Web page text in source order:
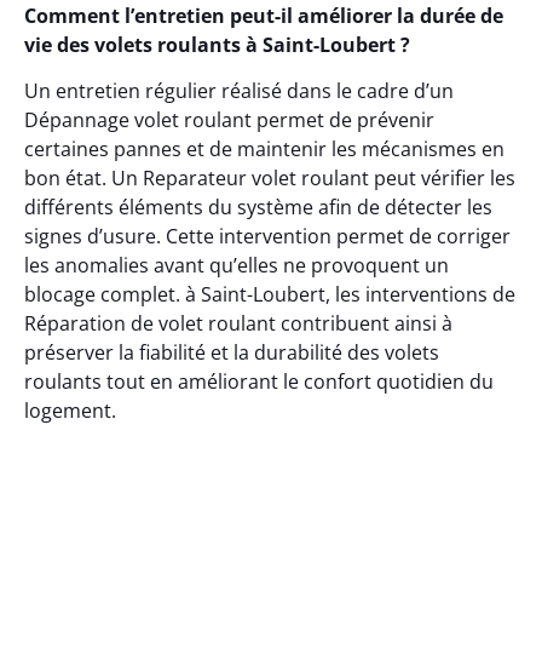
Comment l’entretien peut-il améliorer la durée de
vie des volets roulants à Saint-Loubert ?
Un entretien régulier réalisé dans le cadre d’un
Dépannage volet roulant permet de prévenir
certaines pannes et de maintenir les mécanismes en
bon état. Un Reparateur volet roulant peut vérifier les
différents éléments du système afin de détecter les
signes d’usure. Cette intervention permet de corriger
les anomalies avant qu’elles ne provoquent un
blocage complet. à Saint-Loubert, les interventions de
Réparation de volet roulant contribuent ainsi à
préserver la fiabilité et la durabilité des volets
roulants tout en améliorant le confort quotidien du
logement.